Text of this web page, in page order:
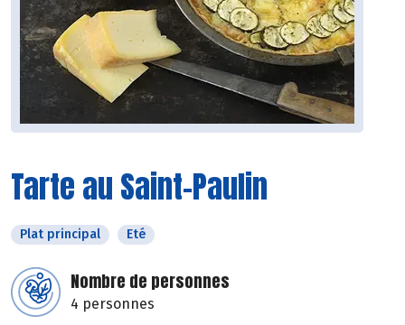
Tarte au Saint-Paulin
Plat principal Eté
Nombre de personnes
4 personnes